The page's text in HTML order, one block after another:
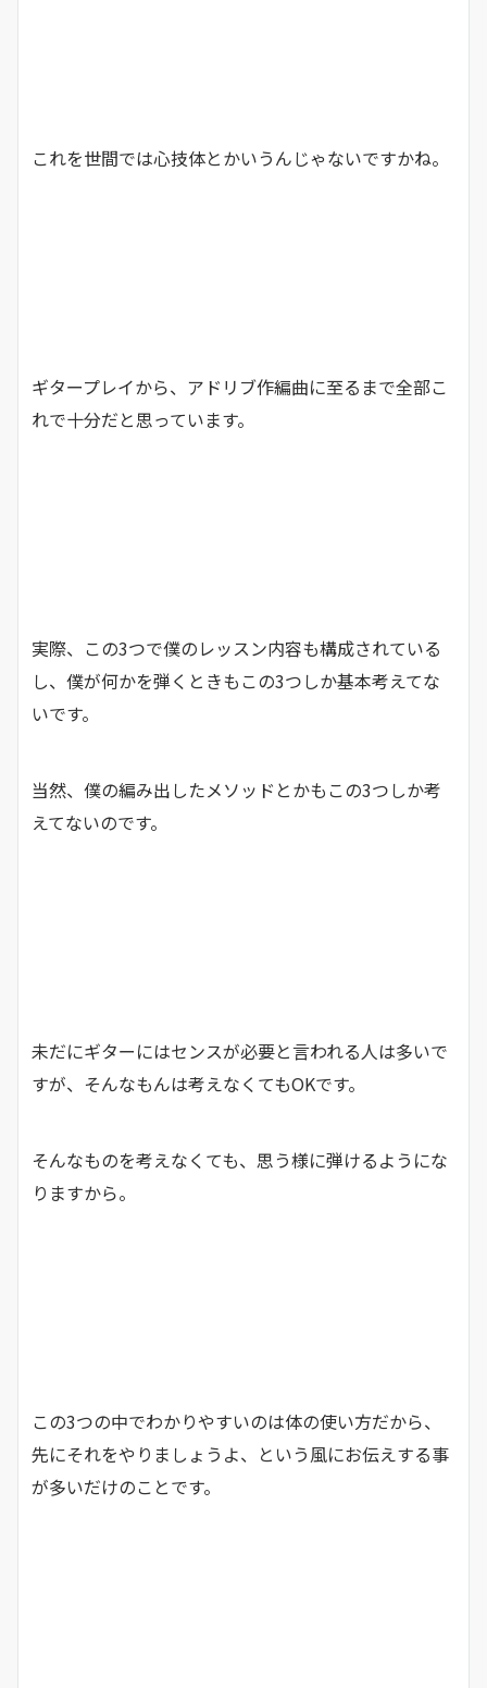
これを世間では心技体とかいうんじゃないですかね。
ギタープレイから、アドリブ作編曲に至るまで全部こ
れで十分だと思っています。
実際、この3つで僕のレッスン内容も構成されている
し、僕が何かを弾くときもこの3つしか基本考えてな
いです。
当然、僕の編み出したメソッドとかもこの3つしか考
えてないのです。
未だにギターにはセンスが必要と言われる人は多いで
すが、そんなもんは考えなくてもOKです。
そんなものを考えなくても、思う様に弾けるようにな
りますから。
この3つの中でわかりやすいのは体の使い方だから、
先にそれをやりましょうよ、という風にお伝えする事
が多いだけのことです。